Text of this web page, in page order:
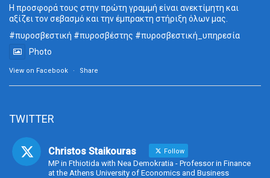
Η προσφορά τους στην πρώτη γραμμή είναι ανεκτίμητη και
αξίζει τον σεβασμό και την έμπρακτη στήριξη όλων μας.
#πυροσβεστική #πυροσβέστης #πυροσβεστική_ υπηρεσία
Photo
View on Facebook · Share
TWITTER
Christos Staikouras Follow
MP in Fthiotida with Nea Demokratia - Professor in Finance
at the Athens University of Economics and Business